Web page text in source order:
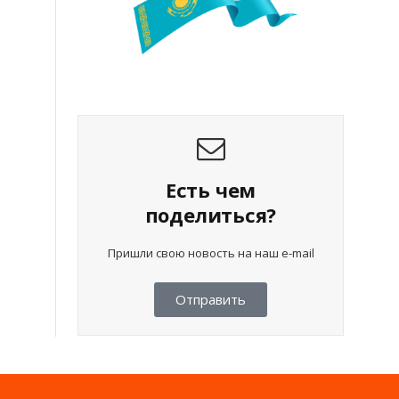
Есть чем
поделиться?
Пришли свою новость на наш e-mail
Отправить